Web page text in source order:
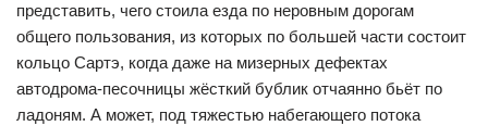
представить, чего стоила езда по неровным дорогам
общего пользования, из которых по большей части состоит
кольцо Сартэ, когда даже на мизерных дефектах
автодрома-песочницы жёсткий бублик отчаянно бьёт по
ладоням. А может, под тяжестью набегающего потока